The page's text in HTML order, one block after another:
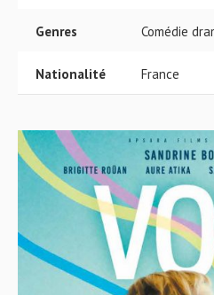
Genres Comédie
Nationalité France